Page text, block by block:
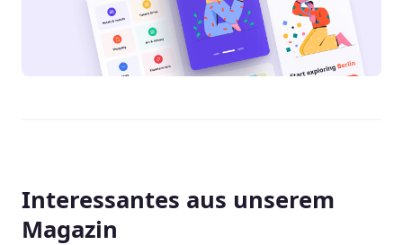
Interessantes aus unserem
Magazin